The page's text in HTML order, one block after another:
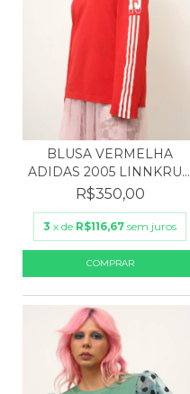
BLUSA VERMELHA
ADIDAS 2005 LINNKRUG
COLE...
R$350,00
3 x de R$116,67 sem juros